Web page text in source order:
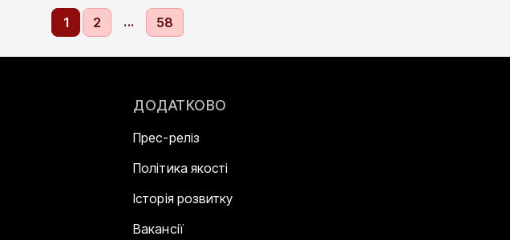
1 2 ... 58
ДОДАТКОВО
Прес-реліз
Політика якості
Історія розвитку
Вакансії